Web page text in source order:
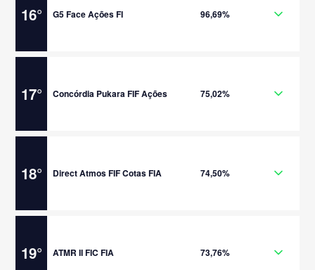
16° G5 Face Ações FI 96,69%
17° Concórdia Pukara FIF Ações 75,02%
18° Direct Atmos FIF Cotas FIA 74,50%
19° ATMR II FIC FIA 73,76%